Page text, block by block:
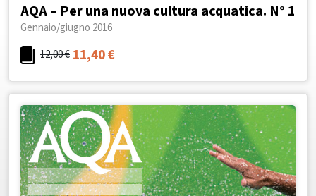
AQA – Per una nuova cultura acquatica. N° 1
Gennaio/giugno 2016
12,00€ 11,40€